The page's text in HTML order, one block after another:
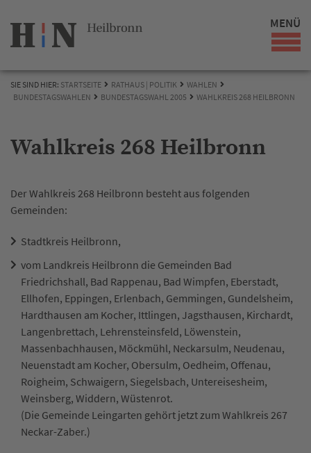
MENÜ
SIE SIND HIER: STARTSEITE RATHAUS | POLITIK
WAHLEN
BUNDESTAGSWAHLEN
BUNDESTAGSWAHL 2005 WAHLKREIS 268 HEILBRONN
Wahlkreis 268 Heilbronn
Der Wahlkreis 268 Heilbronn besteht aus folgenden
Gemeinden:
Stadtkreis Heilbronn,
vom Landkreis Heilbronn die Gemeinden Bad
Friedrichshall, Bad Rappenau, Bad Wimpfen, Eberstadt,
Ellhofen, Eppingen, Erlenbach, Gemmingen, Gundelsheim,
Hardthausen am Kocher, Ittlingen, Jagsthausen, Kirchardt,
Langenbrettach, Lehrensteinsfeld, Löwenstein,
Massenbachhausen, Möckmühl, Neckarsulm, Neudenau,
Neuenstadt am Kocher, Obersulm, Oedheim, Offenau,
Roigheim, Schwaigern, Siegelsbach, Untereisesheim,
Weinsberg, Widdern, Wüstenrot.
(Die Gemeinde Leingarten gehört jetzt zum Wahlkreis 267
Neckar-Zaber.)